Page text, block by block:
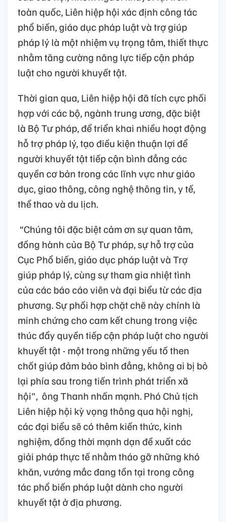
toàn quốc, Liên hiệp hội xác định công tác
phổ biến, giáo dục pháp luật và trợ giúp
pháp lý là một nhiệm vụ trọng tâm, thiết thực
nhằm tăng cường năng lực tiếp cận pháp
luật cho người khuyết tật.
Thời gian qua, Liên hiệp hội đã tích cực phối
hợp với các bộ, ngành trung ương, đặc biệt
là Bộ Tư pháp, để triển khai nhiều hoạt động
hỗ trợ pháp lý, tạo điều kiện thuận lợi để
người khuyết tật tiếp cận bình đẳng các
quyền cơ bản trong các lĩnh vực như giáo
dục, giao thông, công nghệ thông tin, y tế,
thể thao và du lịch.
“Chúng tôi đặc biệt cảm ơn sự quan tâm,
đồng hành của Bộ Tư pháp, sự hỗ trợ của
Cục Phổ biến, giáo dục pháp luật và Trợ
giúp pháp lý, cùng sự tham gia nhiệt tình
của các báo cáo viên và đại biểu từ các địa
phương. Sự phối hợp chặt chẽ này chính là
minh chứng cho cam kết chung trong việc
thúc đẩy quyền tiếp cận pháp luật cho người
khuyết tật - một trong những yếu tố then
chốt giúp đảm bảo bình đẳng, không ai bị bỏ
lại phía sau trong tiến trình phát triển xã
hội", ông Thanh nhấn mạnh. Phó Chủ tịch
Liên hiệp hội kỳ vọng thông qua hội nghị,
các đại biểu sẽ có thêm kiến thức, kinh
nghiệm, đồng thời mạnh dạn đề xuất các
giải pháp thực tế nhằm tháo gỡ những khó
khăn, vướng mắc đang tồn tại trong công
tác phổ biến pháp luật dành cho người
khuyết tật ở địa phương.